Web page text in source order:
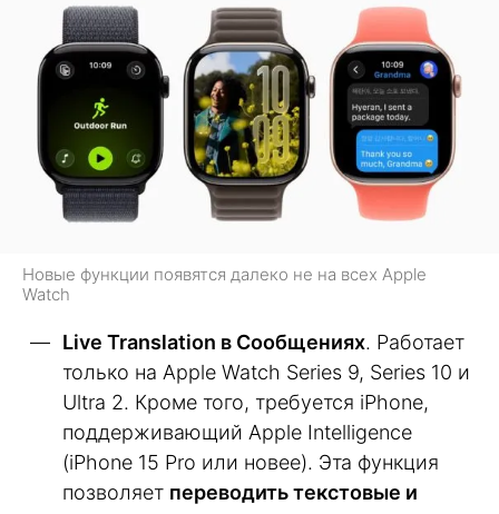
Новые функции появятся далеко не на всех Apple
Watch
Live Translation в Сообщениях. Работает
только на Apple Watch Series 9, Series 10 и
Ultra 2. Кроме того, требуется iPhone,
поддерживающий Apple Intelligence
(iPhone 15 Pro или новее). Эта функция
позволяет переводить текстовые и